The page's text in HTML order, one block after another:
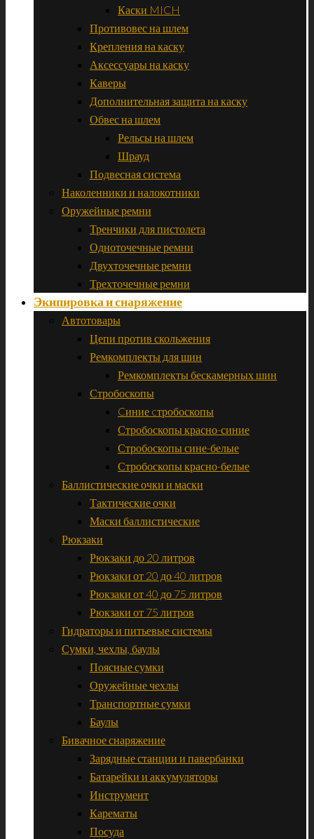
Каски MICH
Противовес на шлем
Крепления на каску
Аксессуары на каску
Каверы
Дополнительная защита на каску
Обвес на шлем
Рельсы на шлем
Шрауд
Подвесная система
Наколенники и налокотники
Оружейные ремни
Тренчики для пистолета
Одноточечные ремни
Двухточечные ремни
Трехточечные ремни
Экипировка и снаряжение
Автотовары
Цепи против скольжения
Ремкомплекты для шин
Ремкомплекты бескамерных шин
Стробоскопы
Cиние cтробоскопы
Стробоскопы красно-синие
Стробоскопы сине-белые
Стробоскопы красно-белые
Баллистические очки и маски
Тактические очки
Маски баллистические
Рюкзаки
Рюкзаки до 20 литров
Рюкзаки от 20 до 40 литров
Рюкзаки от 40 до 75 литров
Рюкзаки от 75 литров
Гидраторы и питьевые системы
Сумки, чехлы, баулы
Поясные сумки
Оружейные чехлы
Транспортные сумки
Баулы
Бивачное снаряжение
Зарядные станции и павербанки
Батарейки и аккумуляторы
Инструмент
Карематы
Посуда